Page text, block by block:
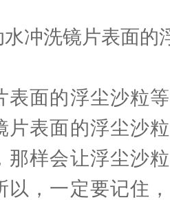
洗镜片表面的
面的浮尘沙粒等
片表面的浮尘沙
那样会让浮尘沙
以，一定要记住